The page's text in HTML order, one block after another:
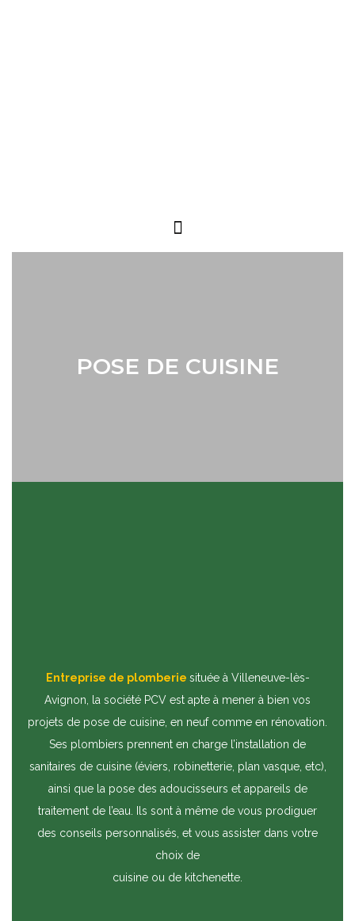
POSE DE CUISINE
Entreprise de plomberie située à Villeneuve-lès-
Avignon, la société PCV est apte à mener à bien vos
projets de pose de cuisine, en neuf comme en rénovation.
Ses plombiers prennent en charge l’installation de
sanitaires de cuisine (éviers, robinetterie, plan vasque, etc),
ainsi que la pose des adoucisseurs et appareils de
traitement de l’eau. Ils sont à même de vous prodiguer
des conseils personnalisés, et vous assister dans votre
choix de
cuisine ou de kitchenette.